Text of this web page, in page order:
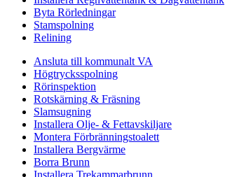
Byta Rörledningar
Stamspolning
Relining
Ansluta till kommunalt VA
Högtrycksspolning
Rörinspektion
Rotskärning & Fräsning
Slamsugning
Installera Olje- & Fettavskiljare
Montera Förbränningstoalett
Installera Bergvärme
Borra Brunn
Installera Trekammarbrunn